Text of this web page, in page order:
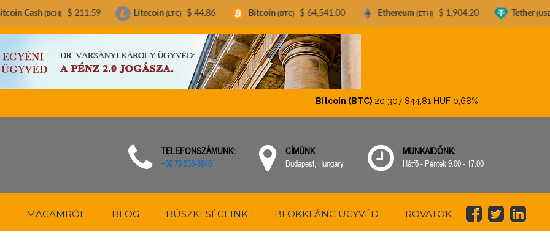
Bitcoin (BTC)20 307 844,81 HUF0,68%
TELEFONSZÁMUNK:
+36 70 538-8940
CÍMÜNK
Budapest, Hungary
MUNKAIDŐNK:
Hétfő - Péntek 9.00 - 17.00
MAGAMRÓL BLOG BÜSZKESÉGEINK BLOKKLÁNC ÜGYVÉD ROVATOK
$ 211.59 Litecoin (LTC) $ 44.86 Bitcoin (BTC) $ 64,541.00 Ethereum (ETH) $ 1,904.20 Tether (USDT) $ 0.999023